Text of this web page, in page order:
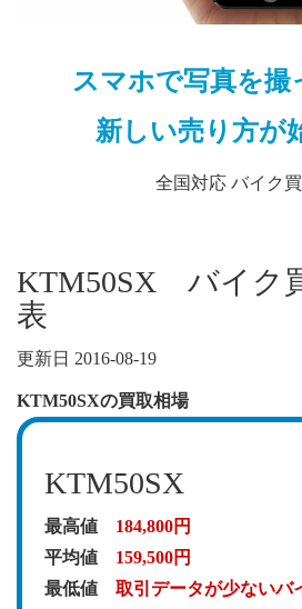
スマホで写真を撮
新しい売り方が
全国対応 バイク
KTM50SX バイク
表
更新日 2016-08-19
KTM50SXの買取相場
KTM50SX
最高値 184,800円
平均値 159,500円
最低値 取引データが少ないバ